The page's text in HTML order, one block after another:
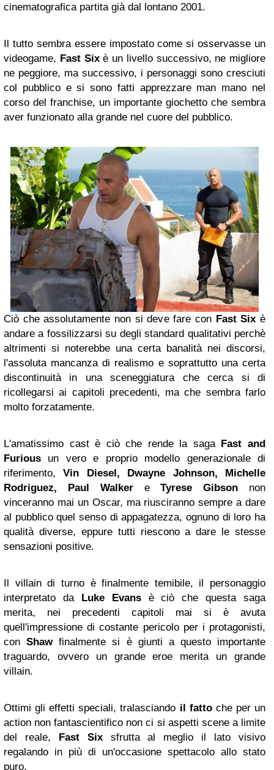
cinematografica partita già dal lontano 2001.
Il tutto sembra essere impostato come si osservasse un
videogame, Fast Sixè un livello successivo, ne migliore
ne peggiore, ma successivo, i personaggi sono cresciuti
col pubblico e si sono fatti apprezzare man mano nel
corso del franchise, un importante giochetto che sembra
aver funzionato alla grande nel cuore del pubblico.
Ciò che assolutamente non si deve fare con Fast Six è
andare a fossilizzarsi su degli standard qualitativi perchè
altrimenti si noterebbe una certa banalità nei discorsi,
l'assoluta mancanza di realismo e soprattutto una certa
discontinuità in una sceneggiatura che cerca si di
ricollegarsi ai capitoli precedenti, ma che sembra farlo
molto forzatamente.
L'amatissimo cast è ciò che rende la saga Fast and
Furious un vero e proprio modello generazionale di
riferimento,Vin Diesel, Dwayne Johnson, Michelle
Rodriguez, Paul WalkereTyrese Gibson non
vinceranno mai un Oscar, ma riusciranno sempre a dare
al pubblico quel senso di appagatezza, ognuno di loro ha
qualità diverse, eppure tutti riescono a dare le stesse
sensazioni positive.
Il villain di turno è finalmente temibile, il personaggio
interpretato da
Luke Evansè ciò che questa saga
merita, nei precedenti capitoli mai si è avuta
quell'impressione di costante pericolo per i protagonisti,
conShawfinalmente si è giunti a questo importante
traguardo, ovvero un grande eroe merita un grande
villain.
Ottimi gli effetti speciali, tralasciando il fattoche per un
action non fantascientifico non ci si aspetti scene a limite
del reale,
Fast Sixsfrutta al meglio il lato visivo
regalando in più di un'occasione spettacolo allo stato
puro.